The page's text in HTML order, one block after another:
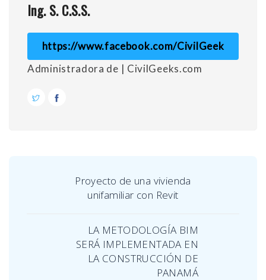
Ing. S. C.S.S.
https://www.facebook.com/CivilGeek
Administradora de | CivilGeeks.com
Proyecto de una vivienda
unifamiliar con Revit
LA METODOLOGÍA BIM
SERÁ IMPLEMENTADA EN
LA CONSTRUCCIÓN DE
PANAMÁ